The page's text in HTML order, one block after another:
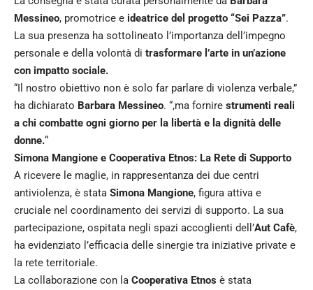
Messineo, promotrice e ideatrice del progetto “Sei Pazza”.
La sua presenza ha sottolineato l’importanza dell’impegno
personale e della volontà di trasformare l’arte in un’azione
con impatto sociale.
“Il nostro obiettivo non è solo far parlare di violenza verbale,”
ha dichiarato Barbara Messineo. “,ma fornire strumenti reali
a chi combatte ogni giorno per la libertà e la dignità delle
donne.“
Simona Mangione e Cooperativa Etnos: La Rete di Supporto
A ricevere le maglie, in rappresentanza dei due centri
antiviolenza, è stata Simona Mangione, figura attiva e
cruciale nel coordinamento dei servizi di supporto. La sua
partecipazione, ospitata negli spazi accoglienti dell’Aut Cafè,
ha evidenziato l’efficacia delle sinergie tra iniziative private e
la rete territoriale.
La collaborazione con la Cooperativa Etnos è stata